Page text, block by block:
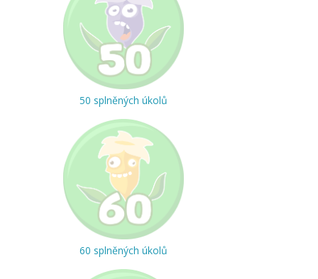
50 splněných úkolů
60 splněných úkolů